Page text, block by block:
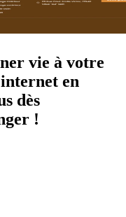
vie à votre
en
dès
!